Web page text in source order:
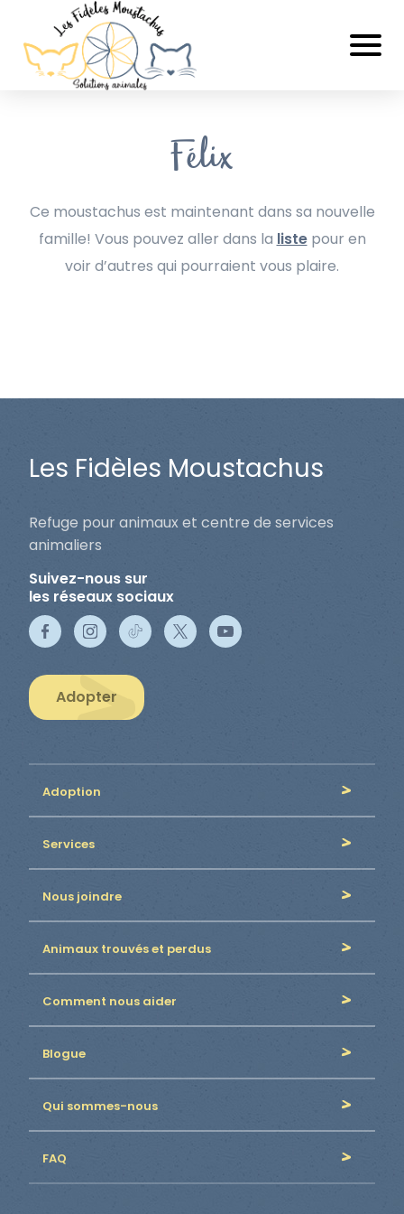
Félix
Ce moustachus est maintenant dans sa nouvelle
famille! Vous pouvez aller dans la listepour en
voir d’autres qui pourraient vous plaire.
Les Fidèles Moustachus
Refuge pour animaux et centre de services
animaliers
Suivez-nous sur
les réseaux sociaux
Adopter
Adoption
Services
Nous joindre
Animaux trouvés et perdus
Comment nous aider
Blogue
Qui sommes-nous
FAQ